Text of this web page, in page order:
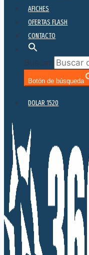
AFICHES
OFERTAS FLASH
CONTACTO
Buscar:
Botón de búsqueda
DOLAR 1520